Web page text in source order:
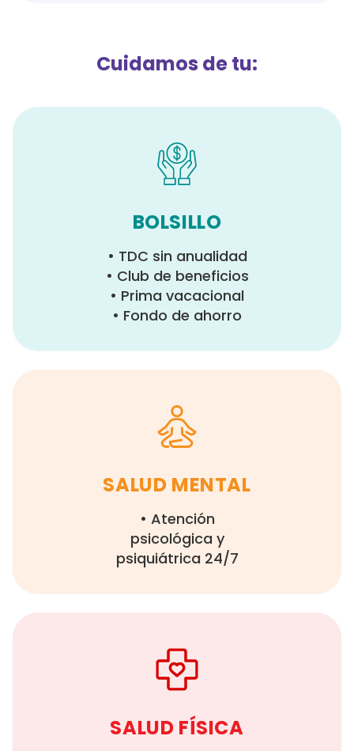
Cuidamos de tu:
BOLSILLO
• TDC sin anualidad
• Club de beneficios
• Prima vacacional
• Fondo de ahorro
SALUD MENTAL
• Atención
psicológica y
psiquiátrica 24/7
SALUD FÍSICA